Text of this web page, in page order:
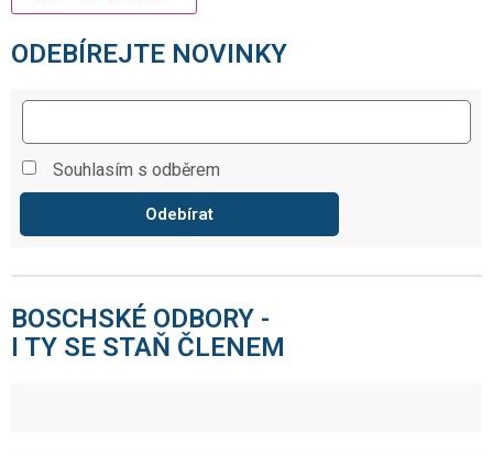
ODEBÍREJTE NOVINKY
Souhlasím s odběrem
Odebírat
BOSCHSKÉ ODBORY -
I TY SE STAŇ ČLENEM